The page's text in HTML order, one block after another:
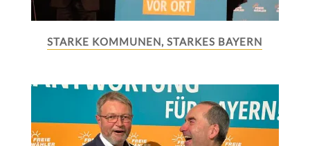
STARKE KOMMUNEN, STARKES BAYERN